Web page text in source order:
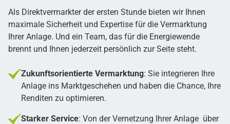
Als Direktvermarkter der ersten Stunde bieten wir Ihnen
maximale Sicherheit und Expertise für die Vermarktung
Ihrer Anlage. Und ein Team, das für die Energiewende
brennt und Ihnen jederzeit persönlich zur Seite steht.
Zukunftsorientierte Vermarktung: Sie integrieren Ihre
Anlage ins Marktgeschehen und haben die Chance, Ihre
Renditen zu optimieren.
Starker Service: Von der Vernetzung Ihrer Anlage über